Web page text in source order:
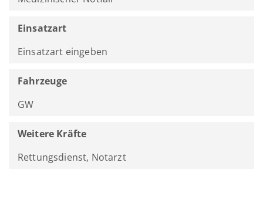
Einsatzart
Einsatzart eingeben
Fahrzeuge
GW
Weitere Kräfte
Rettungsdienst, Notarzt